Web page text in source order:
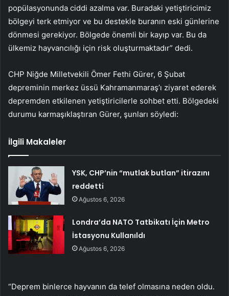
popülasyonunda ciddi azalma var. Buradaki yetiştiricimiz
bölgeyi terk etmiyor ve bu destekle buranın eski günlerine
dönmesi gerekiyor. Bölgede önemli bir kayıp var. Bu da
ülkemiz hayvancılığı için risk oluşturmaktadır” dedi.
CHP Niğde Milletvekili Ömer Fethi Gürer, 6 Şubat
depreminin merkez üssü Kahramanmaraş’ı ziyaret ederek
depremden etkilenen yetiştiricilerle sohbet etti. Bölgedeki
durumu karmaşıklaştıran Gürer, şunları söyledi:
İlgili Makaleler
YSK, CHP’nin “mutlak butlan” itirazını
reddetti
Ağustos 6, 2026
Londra’da NATO Tatbikatı İçin Metro
İstasyonu Kullanıldı
Ağustos 6, 2026
“Deprem binlerce hayvanın da telef olmasına neden oldu.